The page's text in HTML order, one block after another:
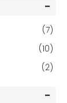
(7)
(10)
(2)